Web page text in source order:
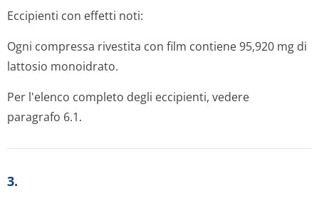
Eccipienti con effetti noti:
Ogni compressa rivestita con film contiene 95,920 mg di
lattosio monoidrato.
Per l'elenco completo degli eccipienti, vedere
paragrafo 6.1.
3.